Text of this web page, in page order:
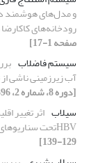
و مدل‌های هوشمند
رودخانه‌های
صفحه 1-17]
سیستم فاضلاب
آب زیر‌زمینی ناشی
[دوره 8، شماره 2، 1396، صفحه 140-157]
سیلاب اثر تغییر
HBVتحت سناریوهای مدل BCM2
129-139]